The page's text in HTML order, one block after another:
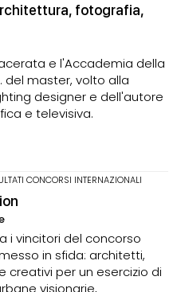
fotografia,
e l'Accademia della
del master, volto alla
designer e dell'autore
e televisiva.
CONCORSI INTERNAZIONALI
i vincitori del concorso
in sfida: architetti,
creativi per un esercizio di
visionarie,